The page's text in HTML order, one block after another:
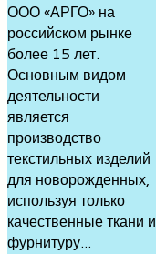
ООО «АРГО» на
российском рынке
более 15 лет.
Основным видом
деятельности
является
производство
текстильных изделий
для новорожденных,
используя только
качественные ткани и
фурнитуру...